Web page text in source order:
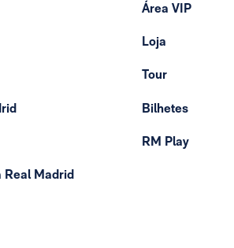
Real Madrid
Área VIP
Loja
Tour
Bilhetes
RM Play